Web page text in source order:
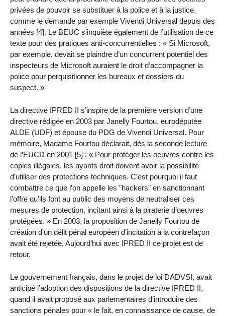
privées de pouvoir se substituer à la police et à la justice,
comme le demande par exemple Vivendi Universal depuis des
années [4]. Le BEUC s’inquiète également de l’utilisation de ce
texte pour des pratiques anti-concurrentielles : « Si Microsoft,
par exemple, devait se plaindre d’un concurrent potentiel des
inspecteurs de Microsoft auraient le droit d’accompagner la
police pour perquisitionner les bureaux et dossiers du
suspect. »
La directive IPRED II s’inspire de la première version d’une
directive rédigée en 2003 par Janelly Fourtou, eurodéputée
ALDE (UDF) et épouse du PDG de Vivendi Universal. Pour
mémoire, Madame Fourtou déclarait, dès la seconde lecture
de l’EUCD en 2001 [5] : « Pour protéger les oeuvres contre les
copies illégales, les ayants droit doivent avoir la possibilité
d’utiliser des protections techniques. C’est pourquoi il faut
combattre ce que l’on appelle les "hackers" en sanctionnant
l’offre qu’ils font au public des moyens de neutraliser ces
mesures de protection, incitant ainsi à la piraterie d’oeuvres
protégées. » En 2003, la proposition de Janelly Fourtou de
création d’un délit pénal européen d’incitation à la contrefaçon
avait été rejetée. Aujourd’hui avec IPRED II ce projet est de
retour.
Le gouvernement français, dans le projet de loi DADVSI, avait
anticipé l’adoption des dispositions de la directive IPRED II,
quand il avait proposé aux parlementaires d’introduire des
sanctions pénales pour « le fait, en connaissance de cause, de